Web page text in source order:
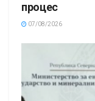
процес
07/08/2026